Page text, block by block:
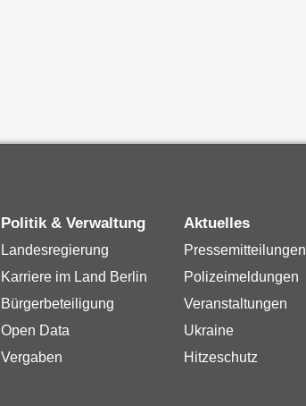
Politik & Verwaltung
Landesregierung
Karriere im Land Berlin
Bürgerbeteiligung
Open Data
Vergaben
Aktuelles
Pressemitteilungen
Polizeimeldungen
Veranstaltungen
Ukraine
Hitzeschutz